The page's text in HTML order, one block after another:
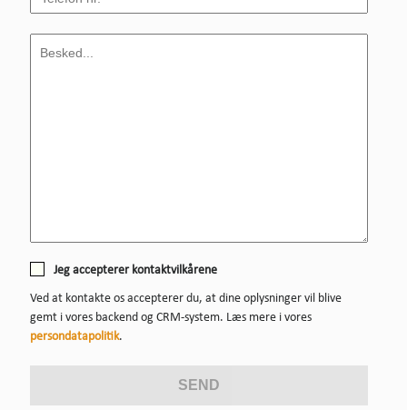
Jeg accepterer kontaktvilkårene
Ved at kontakte os accepterer du, at dine oplysninger vil blive
gemt i vores backend og CRM-system. Læs mere i vores
persondatapolitik.